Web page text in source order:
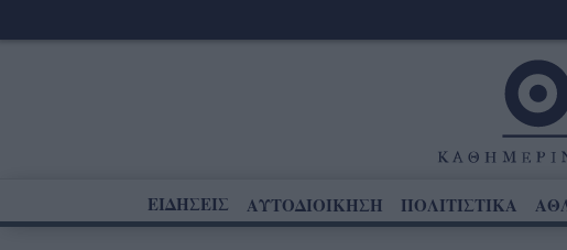
ΕΙΔΗΣΕΙΣ ΑΥΤΟΔΙΟΙΚΗΣΗ ΠΟΛΙΤΙΣΤΙΚΑ